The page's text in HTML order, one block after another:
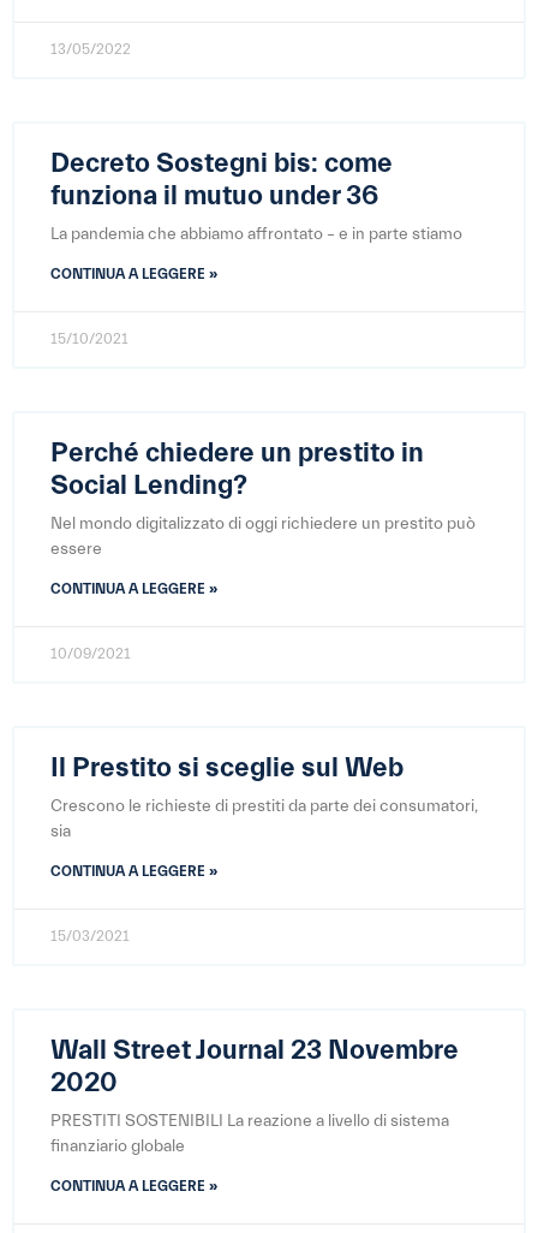
13/05/2022
Decreto Sostegni bis: come
funziona il mutuo under 36
La pandemia che abbiamo affrontato – e in parte stiamo
CONTINUA A LEGGERE »
15/10/2021
Perché chiedere un prestito in
Social Lending?
Nel mondo digitalizzato di oggi richiedere un prestito può
essere
CONTINUA A LEGGERE »
10/09/2021
Il Prestito si sceglie sul Web
Crescono le richieste di prestiti da parte dei consumatori,
sia
CONTINUA A LEGGERE »
15/03/2021
Wall Street Journal 23 Novembre
2020
PRESTITI SOSTENIBILI La reazione a livello di sistema
finanziario globale
CONTINUA A LEGGERE »